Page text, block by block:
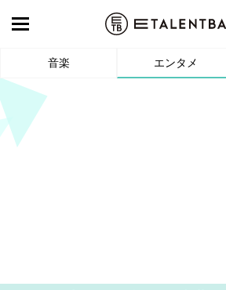
音楽 エンタメ